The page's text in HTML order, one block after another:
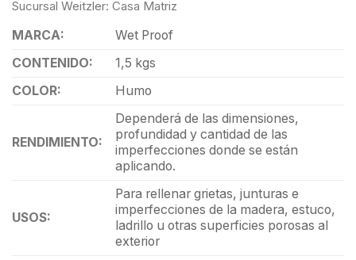
Sucursal Weitzler: Casa Matriz
MARCA:
Wet Proof
CONTENIDO:
1,5 kgs
COLOR:
Humo
RENDIMIENTO:
Dependerá de las dimensiones,
profundidad y cantidad de las
imperfecciones donde se están
aplicando.
USOS:
Para rellenar grietas, junturas e
imperfecciones de la madera, estuco,
ladrillo u otras superficies porosas al
exterior